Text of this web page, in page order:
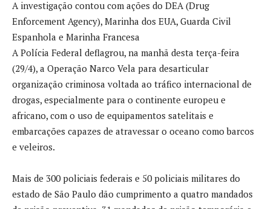
A investigação contou com ações do DEA (Drug
Enforcement Agency), Marinha dos EUA, Guarda Civil
Espanhola e Marinha Francesa
A Polícia Federal deflagrou, na manhã desta terça-feira
(29/4), a Operação Narco Vela para desarticular
organização criminosa voltada ao tráfico internacional de
drogas, especialmente para o continente europeu e
africano, com o uso de equipamentos satelitais e
embarcações capazes de atravessar o oceano como barcos
e veleiros.
Mais de 300 policiais federais e 50 policiais militares do
estado de São Paulo dão cumprimento a quatro mandados